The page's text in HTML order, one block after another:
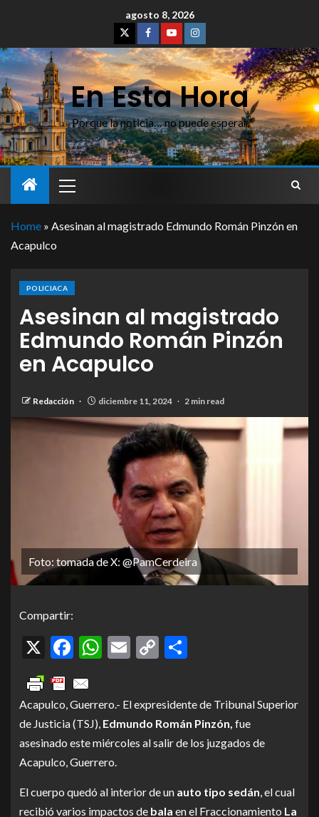
agosto 8, 2026
En Esta Hora
Porque la noticia… no puede esperar
Home » Asesinan al magistrado Edmundo Román Pinzón en
Acapulco
POLICIACA
Asesinan al magistrado
Edmundo Román Pinzón
en Acapulco
Redacción diciembre 11, 2024 2 min read
Foto: tomada de X: @PamCerdeira
Compartir:
X Facebook
WhatsApp
Email
Copy
Acapulco, Guerrero.- El expresidente de Tribunal Superior
de Justicia (TSJ), Edmundo Román Pinzón, fue
asesinado este miércoles al salir de los juzgados de
Acapulco, Guerrero.
El cuerpo quedó al interior de un auto tipo sedán, el cual
recibió varios impactos de bala en el Fraccionamiento La